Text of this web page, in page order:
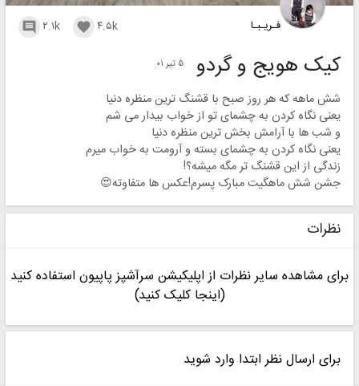
فـریـبـا ۲.۱k  ۴.۵k 
کیک هویج و گردو ۵ تیر ۰۱
شش ماهه که هر روز صبح با قشنگ ترین منظره دنیا
یعنی نگاه کردن به چشمای تو از خواب بیدار می شم
و شب ها با آرامش بخش ترین منظره دنیا
یعنی نگاه کردن به چشمای بسته و آرومت به خواب میرم
زندگی از این قشنگ تر مگه میشه؟!
جشن شش ماهگیت مبارک پسرم!عکس ها متفاوته😍
نظرات
برای مشاهده سایر نظرات از اپلیکیشن سرآشپز پاپیون استفاده کنید
(اینجا کلیک کنید)
برای ارسال نظر ابتدا وارد شوید